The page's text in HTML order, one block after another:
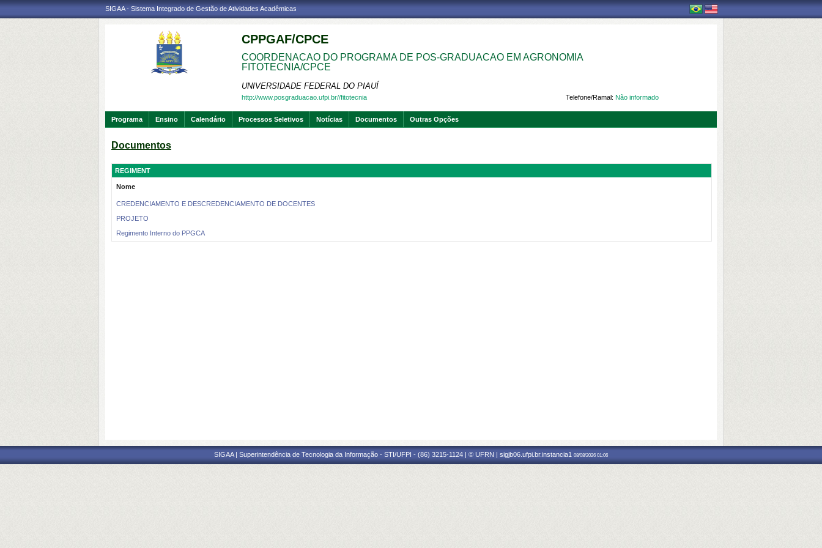
SIGAA - Sistema Integrado de Gestão de Atividades Acadêmicas
CPPGAF/CPCE
COORDENACAO DO PROGRAMA DE POS-GRADUACAO EM AGRONOMIA 
FITOTECNIA/CPCE
UNIVERSIDADE FEDERAL DO PIAUÍ
Telefone/Ramal: Não informado
http://www.posgraduacao.ufpi.br//fitotecnia
Programa Ensino Calendário Processos Seletivos Notícias Documentos Outras Opções
Documentos
REGIMENT
Nome
CREDENCIAMENTO E DESCREDENCIAMENTO DE DOCENTES
PROJETO
Regimento Interno do PPGCA
SIGAA | Superintendência de Tecnologia da Informação - STI/UFPI - (86) 3215-1124 | © UFRN | sigjb06.ufpi.br.instancia1 08/08/2026 01:06